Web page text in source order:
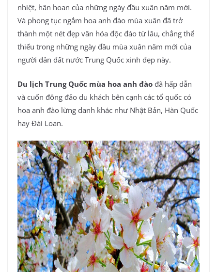
nhiệt, hân hoan của những ngày đầu xuân năm mới.
Và phong tục ngắm hoa anh đào mùa xuân đã trở
thành một nét đẹp văn hóa độc đáo từ lâu, chẳng thể
thiếu trong những ngày đầu mùa xuân năm mới của
người dân đất nước Trung Quốc xinh đẹp này.
Du lịch Trung Quốc mùa hoa anh đào đã hấp dẫn
và cuốn đông đảo du khách bên cạnh các tổ quốc có
hoa anh đào lừng danh khác như Nhật Bản, Hàn Quốc
hay Đài Loan.